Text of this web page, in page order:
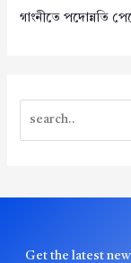
গাংনীতে পদোন্নতি
Get the latest